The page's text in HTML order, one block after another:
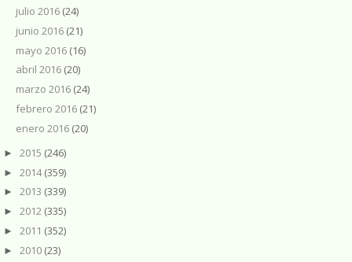
julio 2016 (24)
junio 2016 (21)
mayo 2016 (16)
abril 2016 (20)
marzo 2016 (24)
febrero 2016 (21)
enero 2016 (20)
► 2015 (246)
► 2014(359)
► 2013 (339)
► 2012 (335)
► 2011 (352)
► 2010 (23)